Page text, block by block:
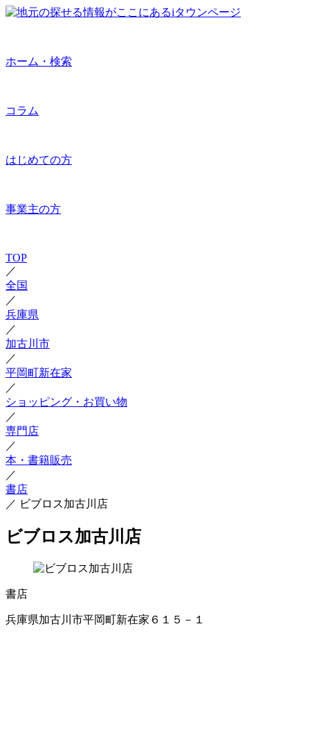
ホーム・検索
コラム
はじめての方
事業主の方
TOP
／
全国
／
兵庫県
／
加古川市
／
平岡町新在家
／
ショッピング・お買い物
／
専門店
／
本・書籍販売
／
書店
／ ビブロス加古川店
ビブロス加古川店
書店
兵庫県加古川市平岡町新在家６１５－１